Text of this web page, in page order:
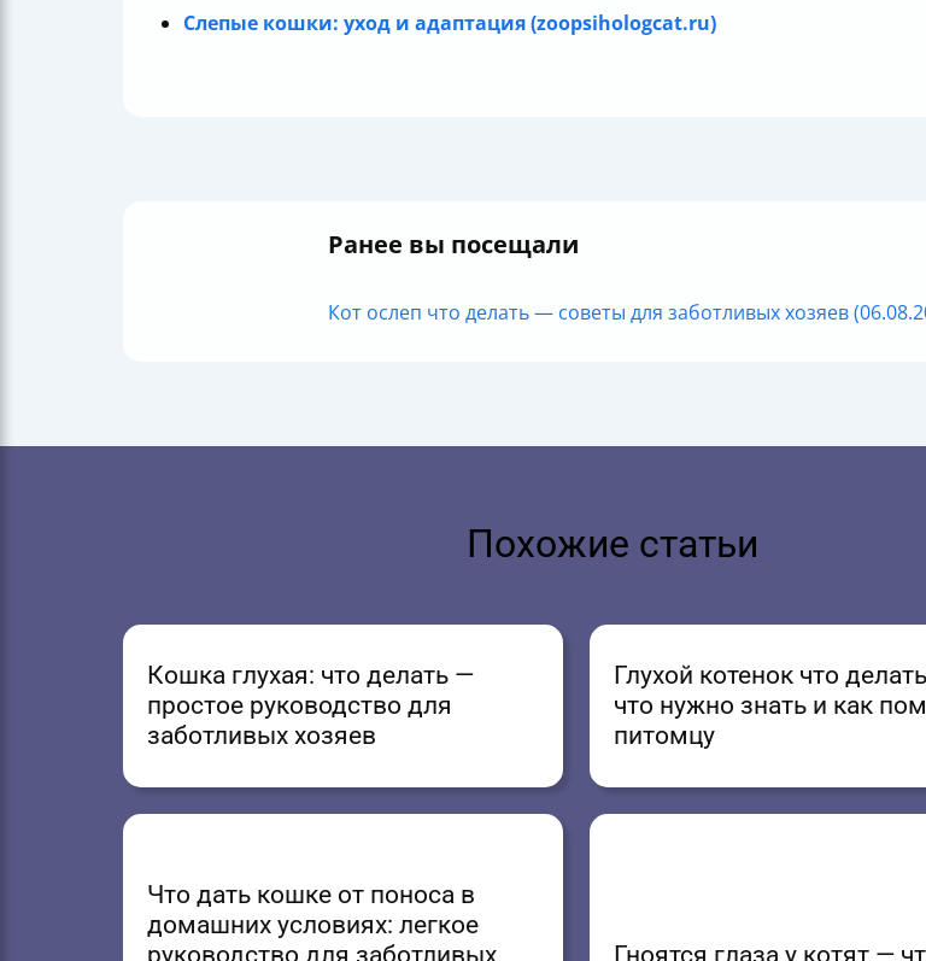
Слепые кошки: уход и адаптация (zoopsihologcat.ru)
Ранее вы посещали
Кот ослеп что делать — советы для заботливых хозяев
Похожие статьи
Кошка глухая: что делать —
простое руководство для
заботливых хозяев
Глухой котенок что
что нужно знать и как
питомцу
Что дать кошке от поноса в
домашних условиях: легкое